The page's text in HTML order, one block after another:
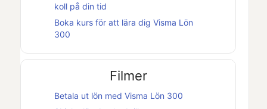
koll på din tid
Boka kurs för att lära dig Visma Lön
300
Filmer
Betala ut lön med Visma Lön 300